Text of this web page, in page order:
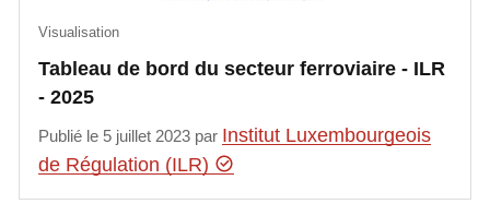
​​​​Tableau de bord du secteur ferroviaire - ILR
- 2025
Visualisation
Publié le 5 juillet 2023 par Institut Luxembourgeois
de Régulation (ILR)